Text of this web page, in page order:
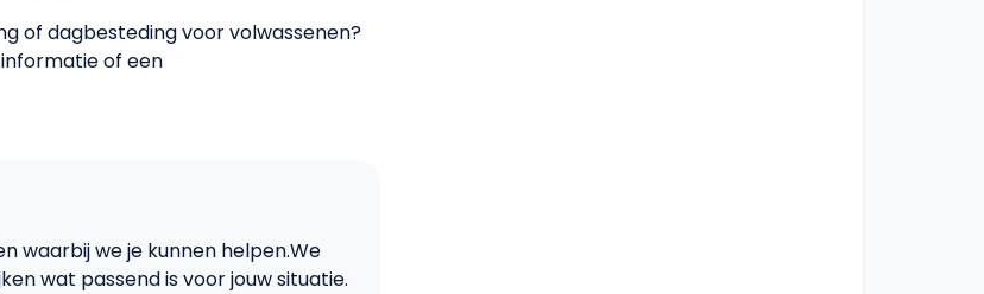
of dagbesteding voor volwassenen?
of een
waarbij we je kunnen helpen.We
wat passend is voor jouw situatie.